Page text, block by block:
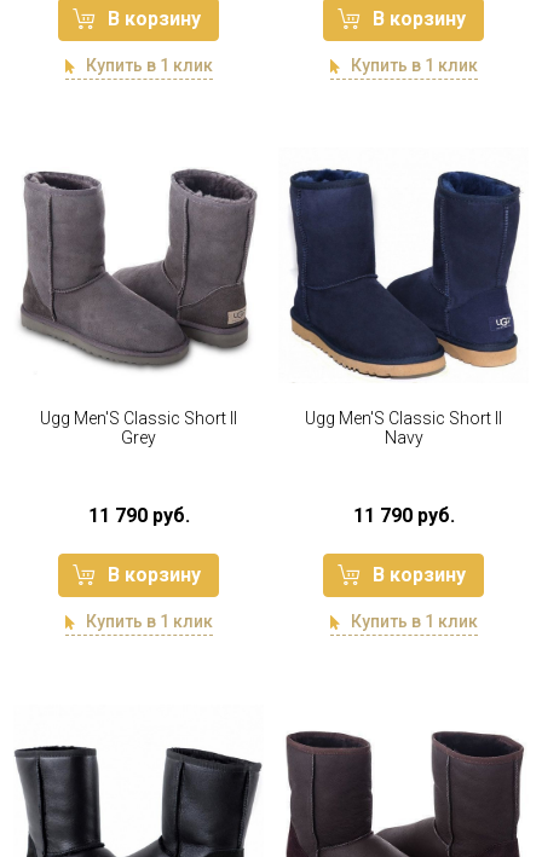
В корзину
Купить в 1 клик
В корзину
Купить в 1 клик
Ugg Men'S Classic Short II
Grey
11 790 руб.
В корзину
Купить в 1 клик
Ugg Men'S Classic Short II
Navy
11 790 руб.
В корзину
Купить в 1 клик